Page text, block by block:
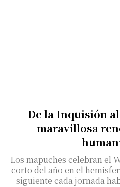
De la Inquisión
maravillosa
Los mapuches celebran el
corto del año en el
siguiente cada jornada